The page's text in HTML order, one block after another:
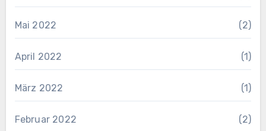
Mai 2022 (2)
April 2022 (1)
März 2022 (1)
Februar 2022 (2)